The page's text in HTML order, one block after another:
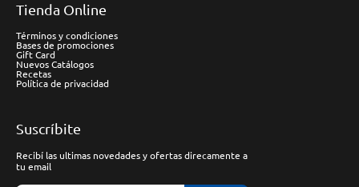
Tienda Online
Términos y condiciones
Bases de promociones
Gift Card
Nuevos Catálogos
Recetas
Política de privacidad
Suscríbite
Recibí las ultimas novedades y ofertas direcamente a
tu email